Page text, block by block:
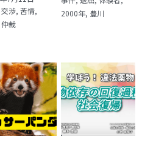
30冊
ト・学修 20冊
ティング・ビジネスモデ
・防災・科学技術 12冊
未来予測 11冊
交渉, 苦情,
仲裁
2000年, 豊川